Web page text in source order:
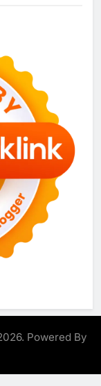
Powered By